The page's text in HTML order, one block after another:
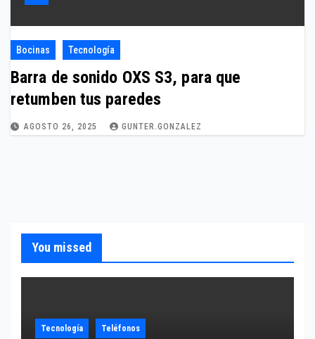
Bocinas Tecnología
Barra de sonido OXS S3, para que
retumben tus paredes
AGOSTO 26, 2025 GUNTER.GONZALEZ
You missed
Tecnología Teléfonos